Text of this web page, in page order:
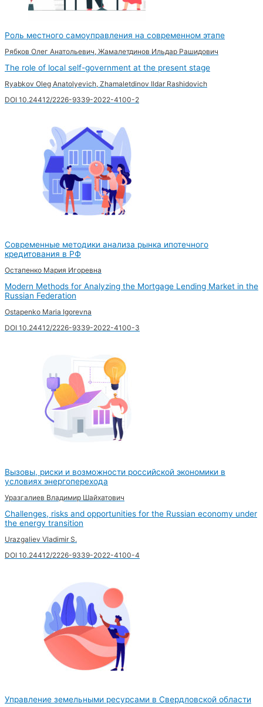
Роль местного самоуправления на современном этапе
Рябков Олег Анатольевич, Жамалетдинов Ильдар Рашидович
The role of local self-government at the present stage
Ryabkov Oleg Anatolyevich, Zhamaletdinov Ildar Rashidovich
DOI 10.24412/2226-9339-2022-4100-2
Современные методики анализа рынка ипотечного
кредитования в РФ
Остапенко Мария Игоревна
Modern Methods for Analyzing the Mortgage Lending Market in the
Russian Federation
Ostapenko Maria Igorevna
DOI 10.24412/2226-9339-2022-4100-3
Вызовы, риски и возможности российской экономики в
условиях энергоперехода
Уразгалиев Владимир Шайхатович
Challenges, risks and opportunities for the Russian economy under
the energy transition
Urazgaliev Vladimir S.
DOI 10.24412/2226-9339-2022-4100-4
Управление земельными ресурсами в Свердловской области